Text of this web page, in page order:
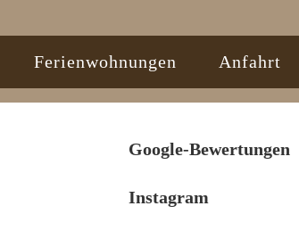
Ferienwohnungen Anfahrt
Google-Bewertungen
Instagram